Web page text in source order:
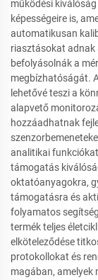
működési
képességeire is,
automatikusan
riasztásokat adnak
befolyásolnák a
megbízhatóságát.
lehetővé teszi a
alapvető
hozzáadhatnak
analitikai
támogatás
oktatóanyagokra,
támogatásra és
folyamatos
termék teljes
elköteleződése
protokollokat és
magában, amelyek